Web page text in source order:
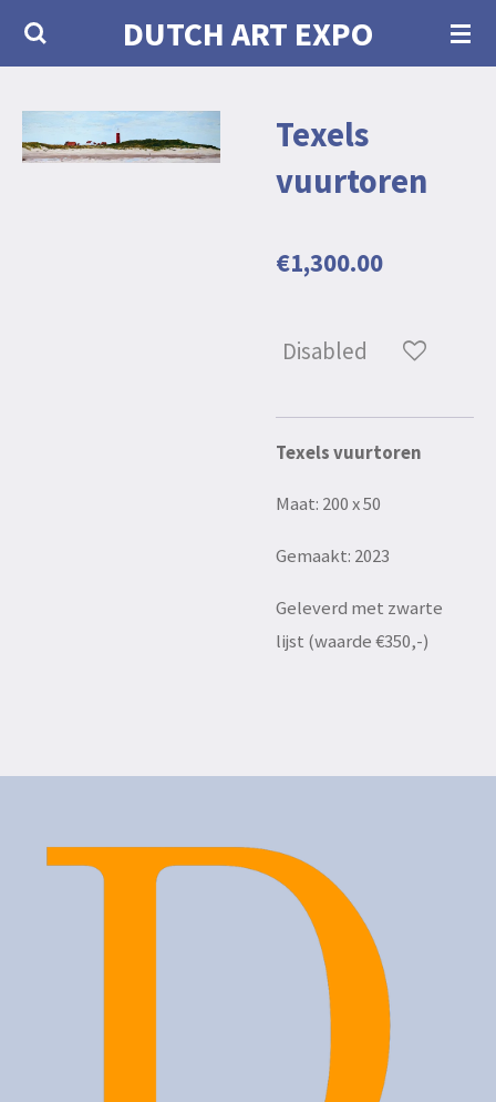
Skip
DUTCH ART EXPO
Texels
vuurtoren
€1,300.00
Disabled
Texels vuurtoren
Maat: 200 x 50
Gemaakt: 2023
Geleverd met zwarte
lijst (waarde €350,-)